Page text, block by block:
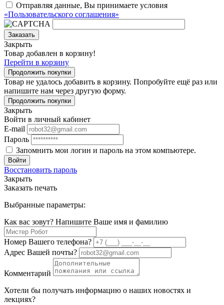
Отправляя данные, Вы принимаете условия
«Пользовательского соглашения»
Заказать
Закрыть
Товар добавлен в корзину!
Перейти в корзину
Продолжить покупки
Товар не удалось добавить в корзину. Попробуйте ещё раз или
напишите нам через другую форму.
Продолжить покупки
Закрыть
Войти в личный кабинет
E-mail
Пароль
Запомнить мои логин и пароль на этом компьютере.
Войти
Восстановить пароль
Закрыть
Заказать печать
Выбранные параметры:
Как вас зовут? Напишите Ваше имя и фамилию
Номер Вашего телефона?
Адрес Вашей почты?
Комментарий
Хотели бы получать информацию о наших новостях и
лекциях?